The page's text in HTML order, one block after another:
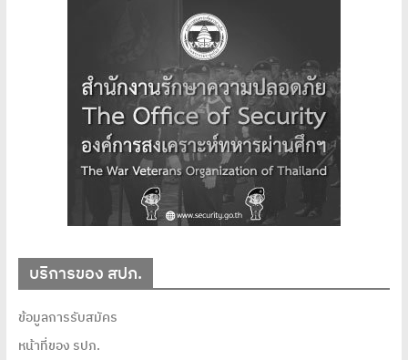
บริการของ สปภ.
ข้อมูลการรับสมัคร
หน้าที่ของ รปภ.